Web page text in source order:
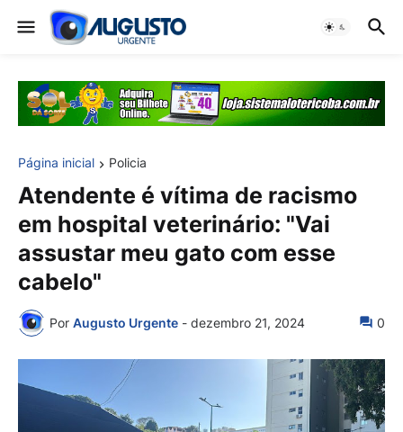
Página inicial Policia
Atendente é vítima de racismo
em hospital veterinário: "Vai
assustar meu gato com esse
cabelo"
Por Augusto Urgente - dezembro 21, 2024 0